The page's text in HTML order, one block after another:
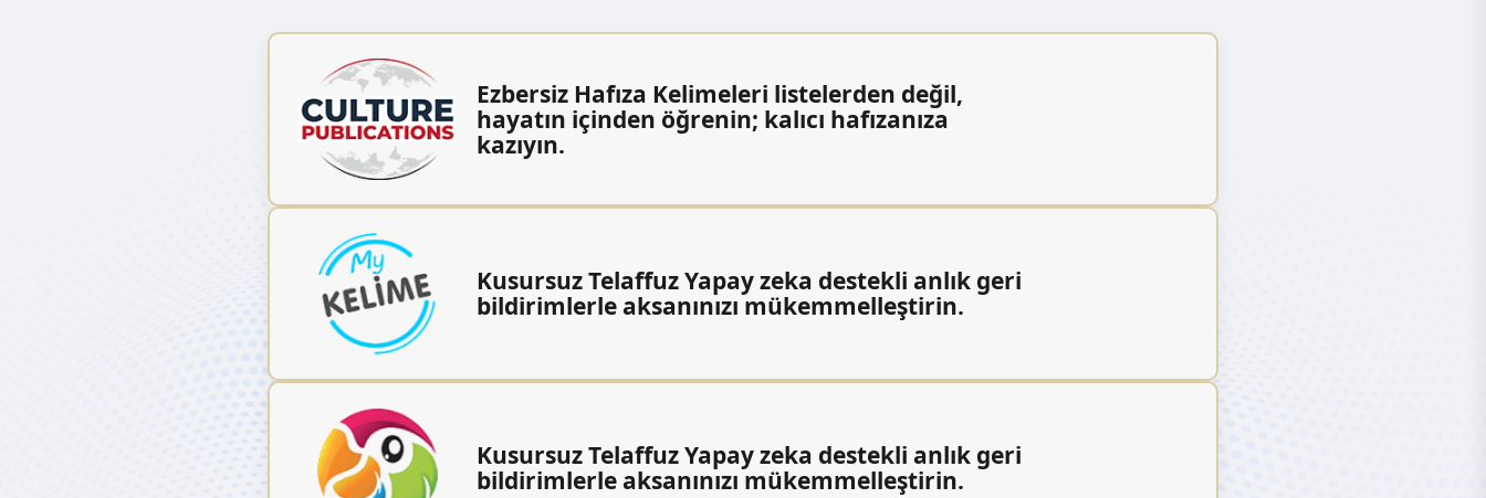
Ezbersiz Hafıza Kelimeleri listelerden değil,
hayatın içinden öğrenin; kalıcı hafızanıza
kazıyın.
Kusursuz Telaffuz Yapay zeka destekli anlık geri
bildirimlerle aksanınızı mükemmelleştirin.
Kusursuz Telaffuz Yapay zeka destekli anlık geri
bildirimlerle aksanınızı mükemmelleştirin.